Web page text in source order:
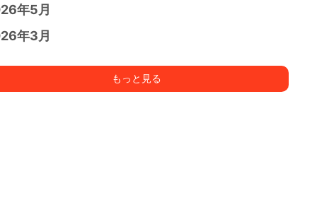
年5月
年3月
もっと見る